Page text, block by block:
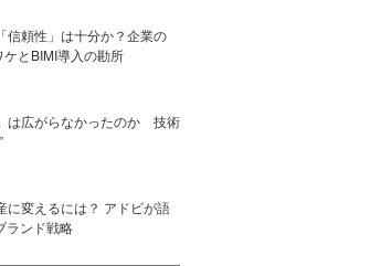
信頼性」は十分か？企業の
とBIMI導入の勘所
は広がらなかったのか 技術
に変えるには？ アドビが語
ランド戦略